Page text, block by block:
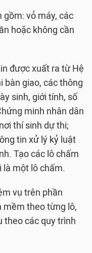
vỏ máy, các
hoặc không cần
được xuất ra từ Hệ
bàn giao, các thông
sinh, giới tính, số
minh nhân dân
thí sinh dự thi;
tin xử lý kỷ luật
Tạo các lô chấm
là một lô chấm.
vụ trên phần
mềm theo từng lô,
theo các quy trình